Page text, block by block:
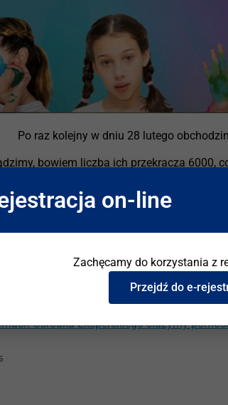
Po raz kolejny w dniu 28 lutego
bowiem liczba ich przekracza 6000,
Ekspercki Chorób Rzadkich i członek
choroby płuc.
było około 4000 chorych na rzadkie
rozpoznanie uwzględniające
terapie uwzględniające najnowsze
Planu dla Chorób Rzadkich, mającego na
Ośrodka Eksperckiego służymy
on-line
Zachęcamy do korzystania z
Przejdź do e-